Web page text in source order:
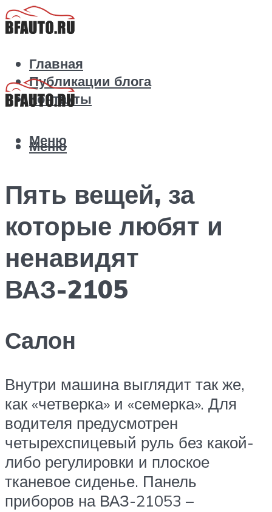
Главная
Публикации блога
Контакты
Меню
Меню
Пять вещей, за
которые любят и
ненавидят
ВАЗ-2105
Салон
Внутри машина выглядит так же,
как «четверка» и «семерка». Для
водителя предусмотрен
четырехспицевый руль без какой-
либо регулировки и плоское
тканевое сиденье. Панель
приборов на ВАЗ-21053 –